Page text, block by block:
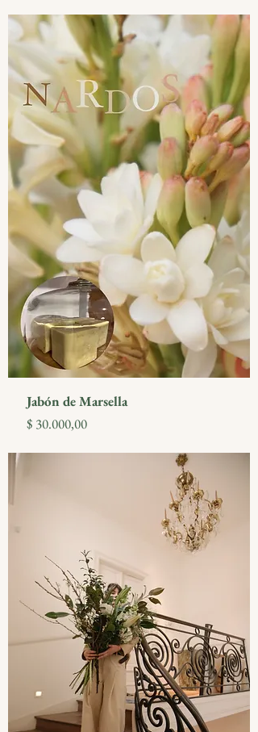
Jabón de Marsella
Precio
$ 30.000,00